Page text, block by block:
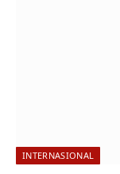
INTERNASIONAL